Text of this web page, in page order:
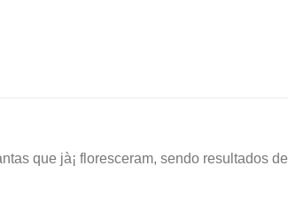
que jà¡ floresceram, sendo resultados de